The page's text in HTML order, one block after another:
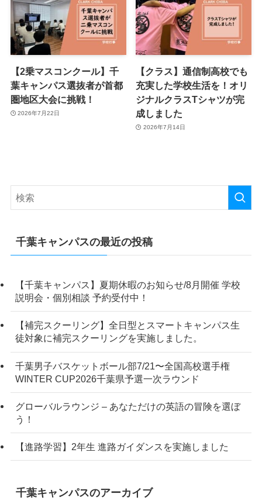
【2乗マスコンクール】千
葉キャンパス選抜者が首都
圏地区大会に挑戦！
2026年7月22日
【クラス】通信制高校でも
充実した学校生活を！オリ
ジナルクラスTシャツが完
成しました
2026年7月14日
千葉キャンパスの最近の投稿
【千葉キャンパス】夏期休暇のお知らせ/8月開催 学校
説明会・個別相談 予約受付中！
【補完スクーリング】全日型とスマートキャンパス生
徒対象に補完スクーリングを実施しました。
千葉男子バスケットボール部7/21〜全国高校選手権
WINTER CUP2026千葉県予選一次ラウンド
グローバルラウンジ – あなただけの英語の冒険を選ぼ
う！
【進路学習】2年生 進路ガイダンスを実施しました
千葉キャンパスのアーカイブ